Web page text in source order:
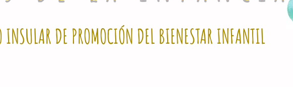
INSULAR DE PROMOCIÓN DEL BIENESTAR INFANTIL